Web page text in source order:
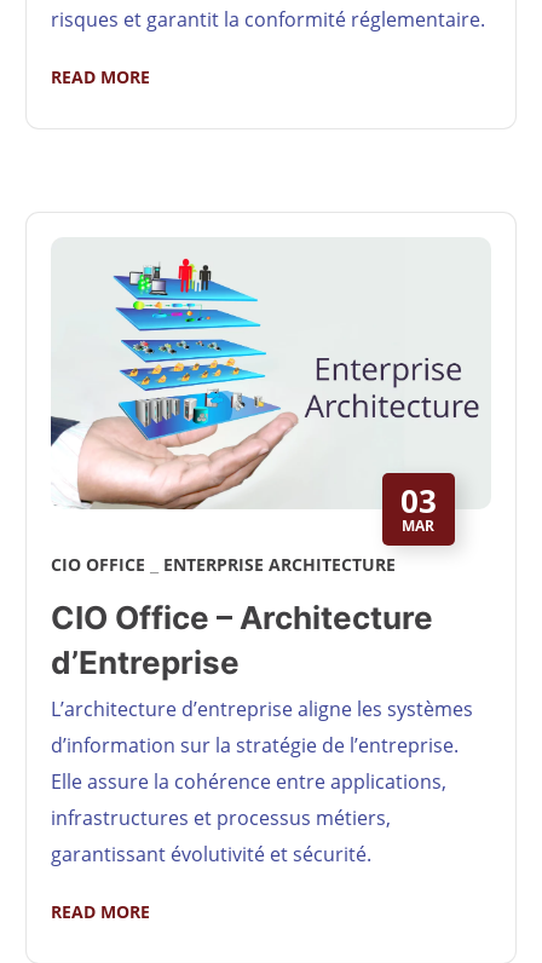
risques et garantit la conformité réglementaire.
READ MORE
03
MAR
CIO OFFICE ENTERPRISE ARCHITECTURE
CIO Office – Architecture
d’Entreprise
L’architecture d’entreprise aligne les systèmes
d’information sur la stratégie de l’entreprise.
Elle assure la cohérence entre applications,
infrastructures et processus métiers,
garantissant évolutivité et sécurité.
READ MORE